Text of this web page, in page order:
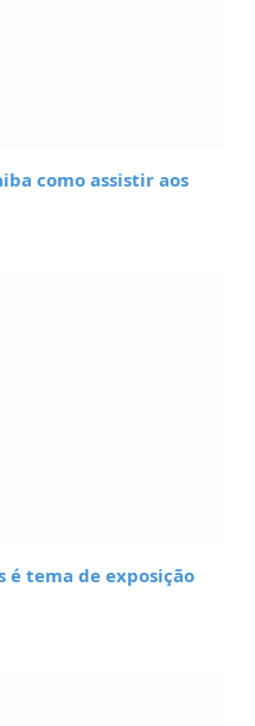
como assistir aos
tema de exposição